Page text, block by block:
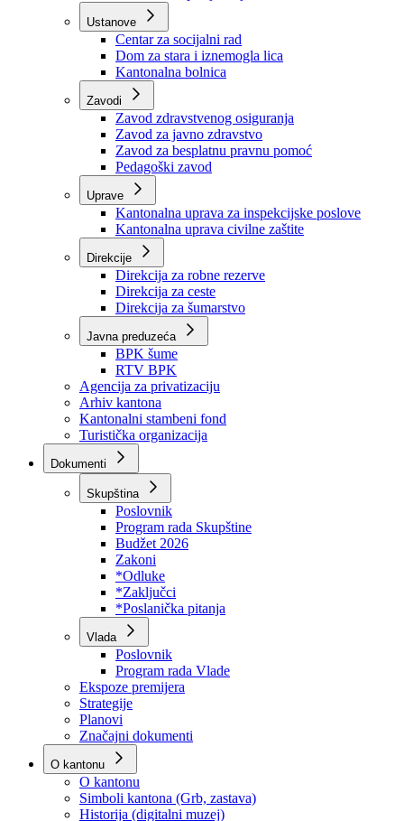
Služba za odnose s javnošću
Služba za zajedničke poslove
Služba za zapošljavanje
Ustanove
Centar za socijalni rad
Dom za stara i iznemogla lica
Kantonalna bolnica
Zavodi
Zavod zdravstvenog osiguranja
Zavod za javno zdravstvo
Zavod za besplatnu pravnu pomoć
Pedagoški zavod
Kantonalna uprava za inspekcijske poslove
Kantonalna uprava civilne zaštite
Direkcije
Direkcija za robne rezerve
Direkcija za ceste
Direkcija za šumarstvo
Javna preduzeća
BPK šume
RTV BPK
Agencija za privatizaciju
Arhiv kantona
Kantonalni stambeni fond
Turistička organizacija
Dokumenti
Skupština
Poslovnik
Program rada Skupštine
Budžet 2026
Zakoni
*Odluke
*Zaključci
*Poslanička pitanja
Vlada
Poslovnik
Program rada Vlade
Ekspoze premijera
Strategije
Planovi
Značajni dokumenti
O kantonu